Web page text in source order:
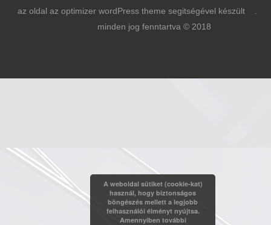
az oldal az optimizer wordPress theme segitségével készült .
minden jog fenntartva © 2018
A weboldal sütiket (cookie-kat)
használ, hogy biztonságos
böngészés mellett a legjobb
felhasználói élményt nyújtsa.
Amennyiben további